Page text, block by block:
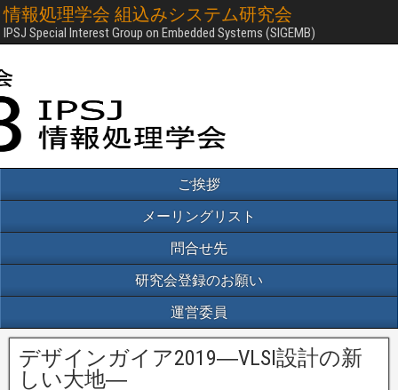
情報処理学会 組込みシステム研究会
IPSJ Special Interest Group on Embedded Systems (SIGEMB)
ご挨拶
メーリングリスト
問合せ先
研究会登録のお願い
運営委員
デザインガイア2019―VLSI設計の新
しい大地―